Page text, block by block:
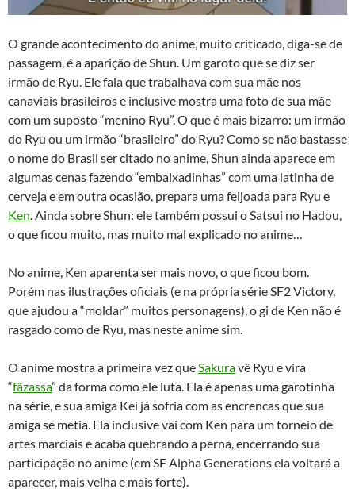
O grande acontecimento do anime, muito criticado, diga-se de
passagem, é a aparição de Shun. Um garoto que se diz ser
irmão de Ryu. Ele fala que trabalhava com sua mãe nos
canaviais brasileiros e inclusive mostra uma foto de sua mãe
com um suposto “menino Ryu”. O que é mais bizarro: um irmão
do Ryu ou um irmão “brasileiro” do Ryu? Como se não bastasse
o nome do Brasil ser citado no anime, Shun ainda aparece em
algumas cenas fazendo “embaixadinhas” com uma latinha de
cerveja e em outra ocasião, prepara uma feijoada para Ryu e
Ken . Ainda sobre Shun: ele também possui o Satsui no Hadou,
o que ficou muito, mas muito mal explicado no anime…
No anime, Ken aparenta ser mais novo, o que ficou bom.
Porém nas ilustrações oficiais (e na própria série SF2 Victory,
que ajudou a “moldar” muitos personagens), o gi de Ken não é
rasgado como de Ryu, mas neste anime sim.
O anime mostra a primeira vez que Sakuravê Ryu e vira
“fãzassa” da forma como ele luta. Ela é apenas uma garotinha
na série, e sua amiga Kei já sofria com as encrencas que sua
amiga se metia. Ela inclusive vai com Ken para um torneio de
artes marciais e acaba quebrando a perna, encerrando sua
participação no anime (em SF Alpha Generations ela voltará a
aparecer, mais velha e mais forte).